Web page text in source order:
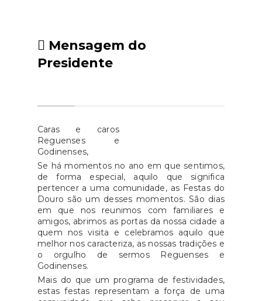
enfrenta limitações físicas,
assegurando assim melhores
pessoas com deficiência.O
compromisso do Estado em
proporcionar uma sociedade
mais inclusiva, visando eliminar
barreiras estruturais e facilitar a
integração plena dos cidadãos
com deficiência. Para mais
informações, o INR disponibiliza
um canal de comunicação por
e-mail para o esclarecimento de
dúvidas:
pih.prr@inr.mtsss.pt.Fonte : INR
a dirigentes que pertençam aos
órgãos sociais e jovens
filiados/as de associações e
propostas apresentadas no
período de auscultação, foram
selecionadas as seguintes áreas
prioritárias de
formação:Transição
Digital;Contabilidade e
Fiscalidade
Associativas;Sustentabilidade
Ambiental.Dentro de cada uma
destas áreas, podem ser
formação. Estas áreas de
Mensagem do
Presidente
Caras e caros
Reguenses e
Godinenses,
Se há momentos no ano em que sentimos,
de forma especial, aquilo que significa
pertencer a uma comunidade, as Festas do
Douro são um desses momentos. São dias
em que nos reunimos com familiares e
amigos, abrimos as portas da nossa cidade a
quem nos visita e celebramos aquilo que
melhor nos caracteriza, as nossas tradições e
o orgulho de sermos Reguenses e
Godinenses.
Mais do que um programa de festividades,
estas festas representam a força de uma